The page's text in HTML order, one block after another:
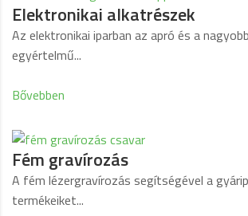
Elektronikai alkatrészek
Az elektronikai iparban az apró és a
egyértelmű...
Bővebben
Fém gravírozás
A fém lézergravírozás segítségével a
termékeiket...